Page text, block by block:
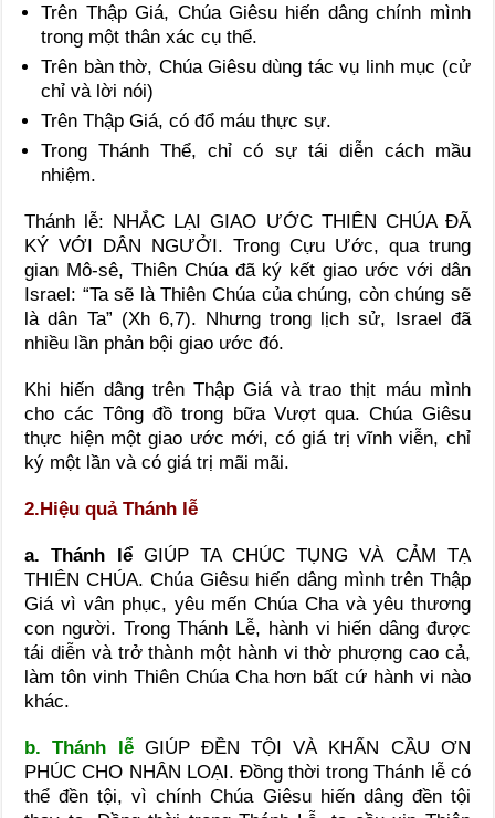
Trên Thập Giá, Chúa Giêsu hiến dâng chính mình
trong một thân xác cụ thể.
Trên bàn thờ, Chúa Giêsu dùng tác vụ linh mục (cử
chỉ và lời nói)
Trên Thập Giá, có đổ máu thực sự.
Trong Thánh Thể, chỉ có sự tái diễn cách mầu
nhiệm.
Thánh lễ: NHẮC LẠI GIAO ƯỚC THIÊN CHÚA ĐÃ
KÝ VỚI DÂN NGƯỞI. Trong Cựu Ước, qua trung
gian Mô-sê, Thiên Chúa đã ký kết giao ước với dân
Israel: “Ta sẽ là Thiên Chúa của chúng, còn chúng sẽ
là dân Ta” (Xh 6,7). Nhưng trong lịch sử, Israel đã
nhiều lần phản bội giao ước đó.
Khi hiến dâng trên Thập Giá và trao thịt máu mình
cho các Tông đồ trong bữa Vượt qua. Chúa Giêsu
thực hiện một giao ước mới, có giá trị vĩnh viễn, chỉ
ký một lần và có giá trị mãi mãi.
2.Hiệu quả Thánh lễ
a. Thánh lể GIÚP TA CHÚC TỤNG VÀ CẢM TẠ
THIÊN CHÚA. Chúa Giêsu hiến dâng mình trên Thập
Giá vì vân phục, yêu mến Chúa Cha và yêu thương
con người. Trong Thánh Lễ, hành vi hiến dâng được
tái diễn và trở thành một hành vi thờ phượng cao cả,
làm tôn vinh Thiên Chúa Cha hơn bất cứ hành vi nào
khác.
b. Thánh lễ GIÚP ĐỀN TỘI VÀ KHẨN CẦU ƠN
PHÚC CHO NHÂN LOẠI. Đồng thời trong Thánh lễ có
thể đền tội, vì chính Chúa Giêsu hiến dâng đền tội